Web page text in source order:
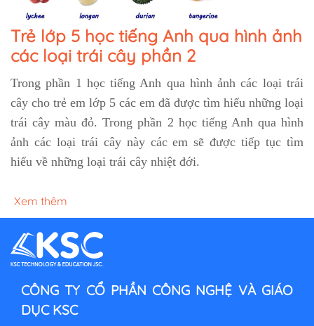
Trẻ lớp 5 học tiếng Anh qua hình ảnh
các loại trái cây phần 2
Trong phần 1 học tiếng Anh qua hình ảnh các loại trái
cây cho trẻ em lớp 5 các em đã được tìm hiểu những loại
trái cây màu đỏ. Trong phần 2 học tiếng Anh qua hình
ảnh các loại trái cây này các em sẽ được tiếp tục tìm
hiểu về những loại trái cây nhiệt đới.
Xem thêm
CÔNG TY CỔ PHẦN CÔNG NGHỆ VÀ GIÁO
DỤC KSC